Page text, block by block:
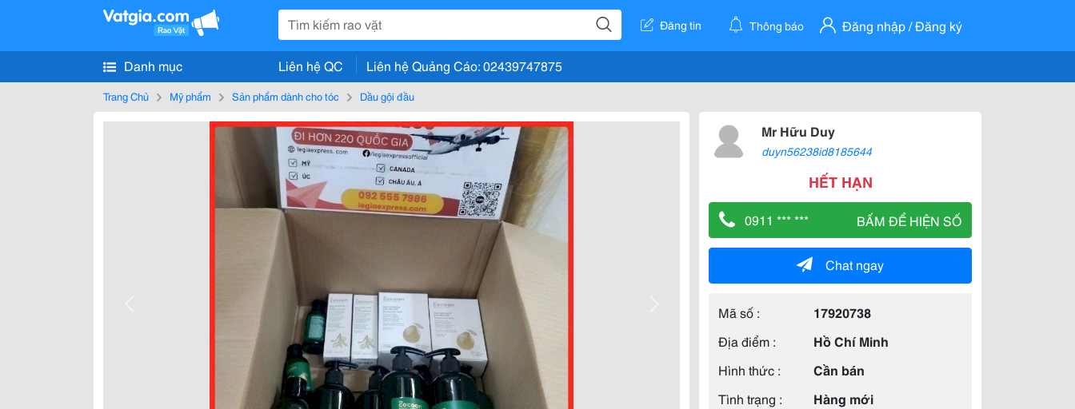
Đăng tin Thông báo Đăng nhập / Đăng ký
Danh mục Liên hệ QC Liên hệ Quảng Cáo: 02439747875
Trang Chủ Mỹ phẩm Sản phẩm dành cho tóc Dầu gội đầu
Mr Hữu Duy
duyn56238id8185644
HẾT HẠN
0911 *** *** BẤM ĐỂ HIỆN SỐ
Chat ngay
Mã số :
17920738
Địa điểm :
Hồ Chí Minh
Hình thức :
Cần bán
Tình trạng :
Hàng mới